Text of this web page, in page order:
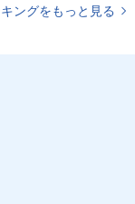
ングをもっと見る